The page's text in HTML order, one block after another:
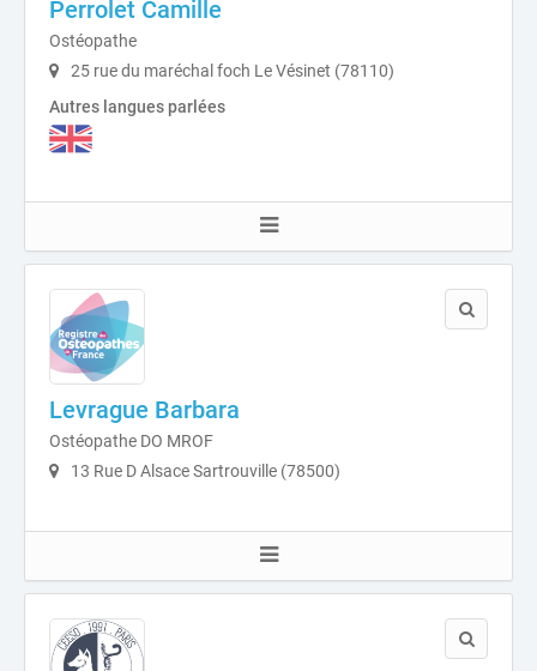
Perrolet Camille
Ostéopathe
25 rue du maréchal foch Le Vésinet (78110)
Autres langues parlées
Levrague Barbara
Ostéopathe DO MROF
13 Rue D Alsace Sartrouville (78500)